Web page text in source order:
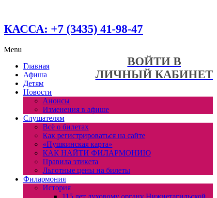
КАССА: +7 (3435) 41-98-47
ВОЙТИ В
ЛИЧНЫЙ КАБИНЕТ
Menu
Главная
Афиша
Детям
Новости
Анонсы
Изменения в афише
Слушателям
Всё о билетах
Как регистрироваться на сайте
«Пушкинская карта»
КАК НАЙТИ ФИЛАРМОНИЮ
Правила этикета
Льготные цены на билеты
Филармония
История